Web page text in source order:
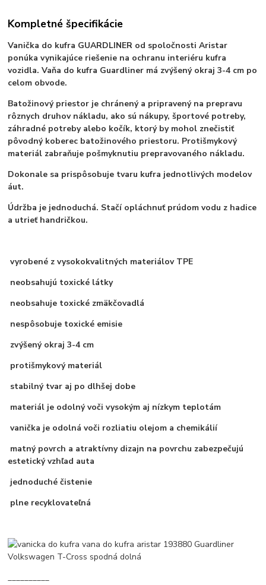
Kompletné špecifikácie
Vanička do kufra GUARDLINER od spoločnosti Aristar
ponúka vynikajúce riešenie na ochranu interiéru kufra
vozidla. Vaňa do kufra Guardliner má zvýšený okraj 3-4 cm po
celom obvode.
Batožinový priestor je chránený a pripravený na prepravu
rôznych druhov nákladu, ako sú nákupy, športové potreby,
záhradné potreby alebo kočík, ktorý by mohol znečistiť
pôvodný koberec batožinového priestoru. Protišmykový
materiál zabraňuje pošmyknutiu prepravovaného nákladu.
Dokonale sa prispôsobuje tvaru kufra jednotlivých modelov
áut.
Údržba je jednoduchá. Stačí opláchnuť prúdom vodu z hadice
a utrieť handričkou.
vyrobené z vysokokvalitných materiálov TPE
neobsahujú toxické látky
neobsahuje toxické zmäkčovadlá
nespôsobuje toxické emisie
zvýšený okraj 3-4 cm
protišmykový materiál
stabilný tvar aj po dlhšej dobe
materiál je odolný voči vysokým aj nízkym teplotám
vanička je odolná voči rozliatiu olejom a chemikálií
matný povrch a atraktívny dizajn na povrchu zabezpečujú
estetický vzhľad auta
jednoduché čistenie
plne recyklovateľná